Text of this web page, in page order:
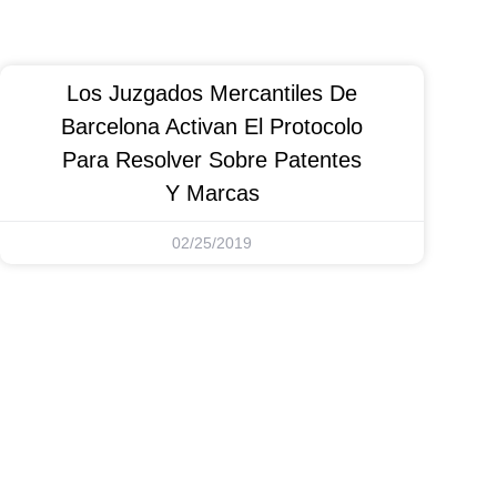
Los Juzgados Mercantiles De
Barcelona Activan El Protocolo
Para Resolver Sobre Patentes
Y Marcas
02/25/2019